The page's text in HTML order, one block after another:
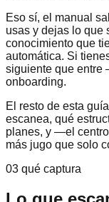
Eso sí, el manual
usas y dejas lo que
conocimiento que
automática. Si
siguiente que entre
onboarding.
El resto de esta
escanea, qué
planes, y —el
más jugo que solo
03 qué captura